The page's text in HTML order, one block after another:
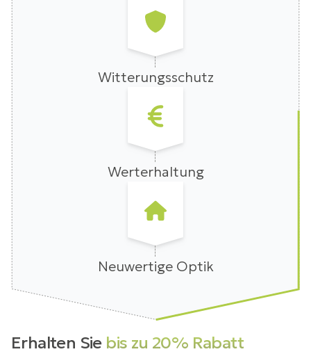
Witterungsschutz
Werterhaltung
Neuwertige Optik
Erhalten Sie bis zu 20% Rabatt